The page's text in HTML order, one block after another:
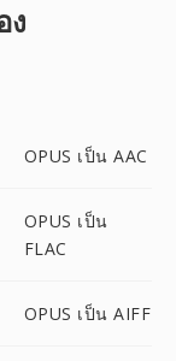
ง
OPUS เป็น AAC
OPUS เป็น
FLAC
OPUS เป็น AIFF